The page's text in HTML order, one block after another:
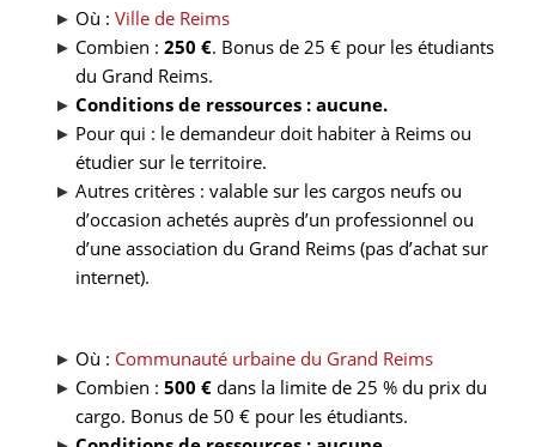
Où : Ville de Reims
Combien : 250 €. Bonus de 25 € pour les étudiants
du Grand Reims.
Conditions de ressources : aucune.
Pour qui : le demandeur doit habiter à Reims ou
étudier sur le territoire.
Autres critères : valable sur les cargos neufs ou
d’occasion achetés auprès d’un professionnel ou
d’une association du Grand Reims (pas d’achat sur
internet).
Où : Communauté urbaine du Grand Reims
Combien : 500 € dans la limite de 25 % du prix du
cargo. Bonus de 50 € pour les étudiants.